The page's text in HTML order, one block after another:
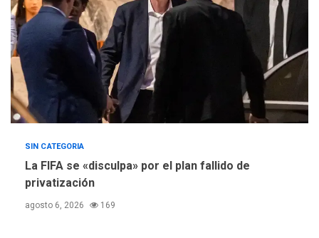
5
de Comercio para reforma
de Ley de Puerto Libre
SIN CATEGORIA
La FIFA se «disculpa» por el plan fallido de
privatización
agosto 6, 2026 169